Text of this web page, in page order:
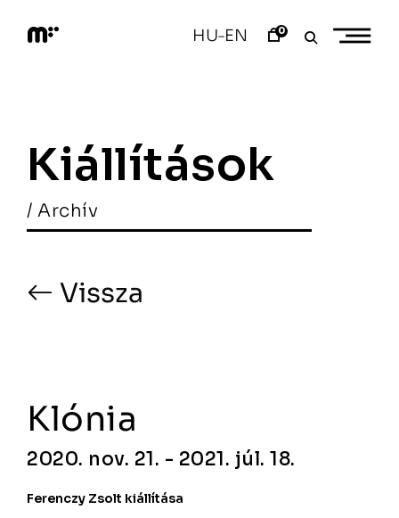
content
r
HU–EN 0
Kiállítások
/ Archív
Vissza
Klónia
2020. nov. 21. - 2021. júl. 18.
Ferenczy Zsolt kiállítása